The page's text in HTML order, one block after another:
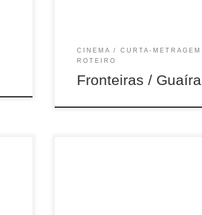
CINEMA CURTA-METRAGEM
ROTEIRO
Fronteiras / Guaí­ra